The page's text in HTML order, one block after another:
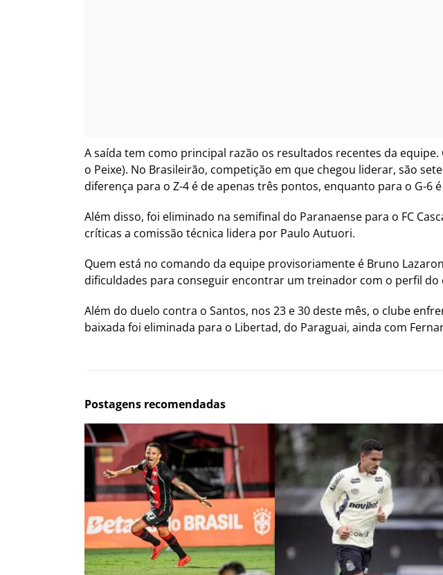
A saída tem como principal razão os resultados recentes da
o Peixe). No Brasileirão, competição em que chegou liderar, são
diferença para o Z-4 é de apenas três pontos, enquanto para o G-6
Além disso, foi eliminado na semifinal do Paranaense para o FC
críticas a comissão técnica lidera por Paulo Autuori.
Quem está no comando da equipe provisoriamente é Bruno
dificuldades para conseguir encontrar um treinador com o perfil
Além do duelo contra o Santos, nos 23 e 30 deste mês, o clube
baixada foi eliminada para o Libertad, do Paraguai, ainda com
Postagens recomendadas